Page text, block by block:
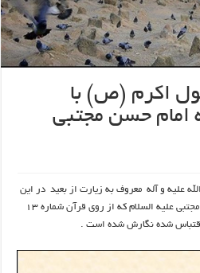
اکرم (ص) با
حسن مجتبی
علیه و آله معروف به زیارت از بعید در این
کتاب با دستخط منسوب به امام حسن مجتبی علیه السلام که از روی قرآن شماره ۱۳
شده نگارش شده است .